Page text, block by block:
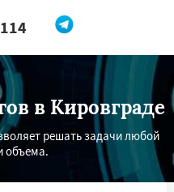
мне
в Кировграде
решать задачи любой
объема.